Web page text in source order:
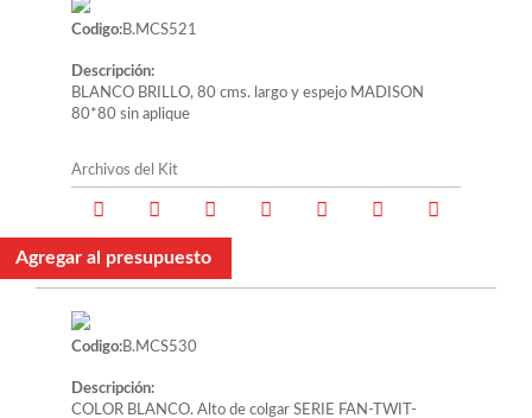
Codigo:B.MCS521
Descripción:
BLANCO BRILLO, 80 cms. largo y espejo MADISON
80*80 sin aplique
Archivos del Kit
Agregar al presupuesto
Codigo:B.MCS530
Descripción:
COLOR BLANCO. Alto de colgar SERIE FAN-TWIT-